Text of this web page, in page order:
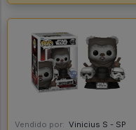
Vendido por: Vinicius S - SP